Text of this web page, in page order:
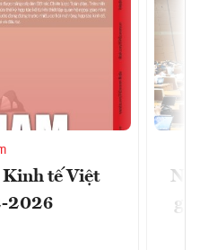
tế Việt
2026